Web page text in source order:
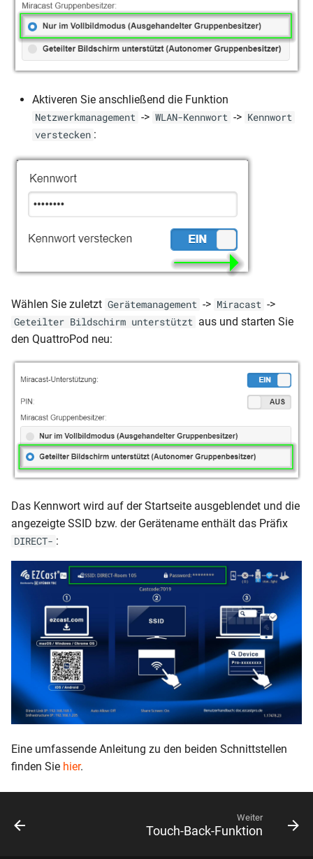
Aktiveren Sie anschließend die Funktion
Netzwerkmanagement -> WLAN-Kennwort -> Kennwort
verstecken :
Wählen Sie zuletzt Gerätemanagement -> Miracast ->
Geteilter Bildschirm unterstützt aus und starten Sie
den QuattroPod neu:
Das Kennwort wird auf der Startseite ausgeblendet und die
angezeigte SSID bzw. der Gerätename enthält das Präfix
DIRECT- :
Eine umfassende Anleitung zu den beiden Schnittstellen
finden Sie hier.
Weiter
Touch-Back-Funktion